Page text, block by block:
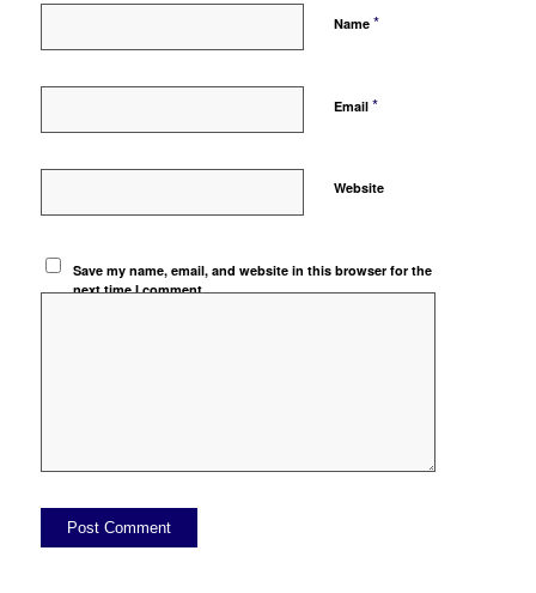
Name *
Email *
Website
Save my name, email, and website in this browser for the
next time I comment.